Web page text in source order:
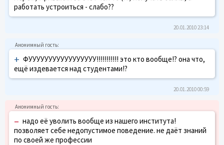
работать устроиться - слабо??
20.01.2010 23:14
+ ФУУУУУУУУУУУУУУУУУ!!!!!!!!!!! это кто вообще!? она что,
ещё издевается над студентами!?
20.01.2010 00:59
– надо её уволить вообще из нашего института!
позволяет себе недопустимое поведение. не даёт знаний
по своей же профессии